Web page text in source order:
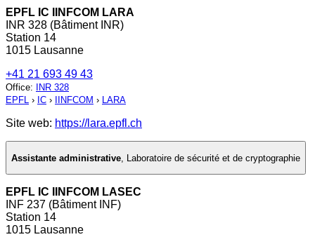
EPFL IC IINFCOM LARA
INR 328 (Bâtiment INR)
Station 14
1015 Lausanne
+41 21 693 49 43
Office:
INR 328
EPFL › IC › IINFCOM › LARA
Site web: https://lara.epfl.ch
Assistante administrative Laboratoire de sécurité et de cryptographie
EPFL IC IINFCOM LASEC
INF 237 (Bâtiment INF)
Station 14
1015 Lausanne